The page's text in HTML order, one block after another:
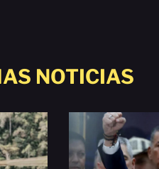
NOTICIAS